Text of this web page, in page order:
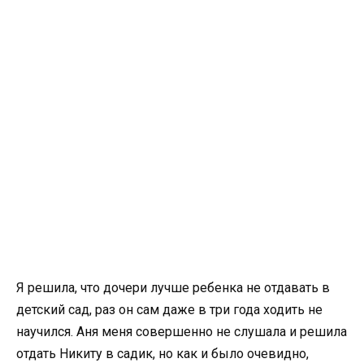
Я решила, что дочери лучше ребенка не отдавать в
детский сад, раз он сам даже в три года ходить не
научился. Аня меня совершенно не слушала и решила
отдать Никиту в садик, но как и было очевидно,